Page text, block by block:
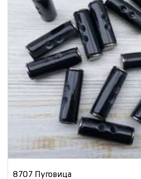
8707 Пуговица